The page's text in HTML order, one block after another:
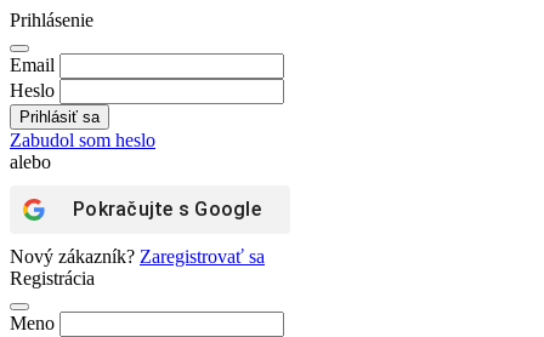
Prihlásenie
Email
Heslo
Zabudol som heslo
alebo
Pokračujte s Google
Nový zákazník? Zaregistrovať sa
Registrácia
Meno